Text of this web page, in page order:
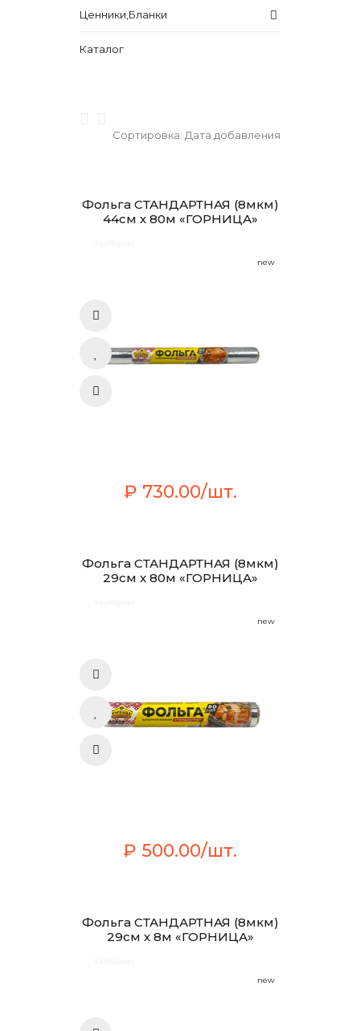
Ценники,Бланки
Каталог
Сортировка: Дата добавления
Фольга СТАНДАРТНАЯ (8мкм)
44см х 80м «ГОРНИЦА»
new
₽ 730.00/шт.
Фольга СТАНДАРТНАЯ (8мкм)
29см х 80м «ГОРНИЦА»
new
₽ 500.00/шт.
Фольга СТАНДАРТНАЯ (8мкм)
29см х 8м «ГОРНИЦА»
new